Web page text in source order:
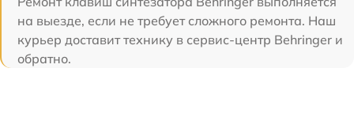
на выезде, если не требует сложного ремонта. Наш
курьер доставит технику в сервис-центр Behringer и
обратно.